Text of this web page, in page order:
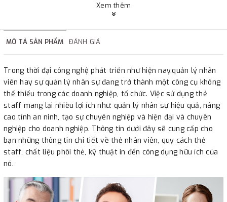
Xem thêm
MÔ TẢ SẢN PHẨM ĐÁNH GIÁ
Trong thời đại công nghệ phát triển như hiện nay,quản lý nhân
viên hay sự quản lý nhân sự đang trở thành một công cụ không
thể thiếu trong các doanh nghiệp, tổ chức. Việc sử dụng thẻ
staff mang lại nhiều lợi ích như: quản lý nhân sự hiệu quả, nâng
cao tính an ninh, tạo sự chuyên nghiệp và hiện đại và chuyên
nghiệp cho doanh nghiệp. Thông tin dưới đây sẽ cung cấp cho
bạn những thông tin chi tiết về thẻ nhân viên, quy cách thẻ
staff, chất liệu phôi thẻ, kỹ thuật in đến công dụng hữu ích của
nó.